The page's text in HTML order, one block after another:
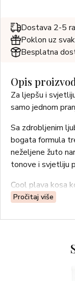
Dostava 2-5
Poklon uz
Besplatna
Opis
Za ljepšu i
samo jednom
Sa zdrobljenim
bogata formula
neželjene žuto
tonove i svjetliju
Cool plava kosa
salona izgleda
Ova linija koristi
kosi onaj cool,
Šampon i
korištenje na
Pročitaj više